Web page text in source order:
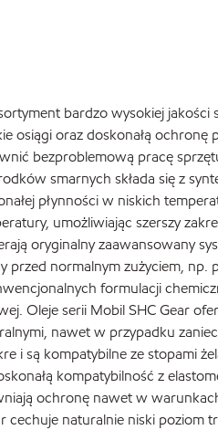
bardzo wysokiej
osiągi oraz doskonałą ochronę
bezproblemową pracę
smarnych składa się z
płynności w niskich
umożliwiając szerszy
oryginalny zaawansowany
przed normalnym zużyciem,
formulacji
Oleje serii Mobil SHC Gear
nawet w przypadku
i są kompatybilne ze stopami
kompatybilność z
ochronę nawet w
cechuje naturalnie niski poziom